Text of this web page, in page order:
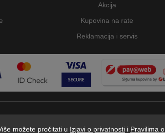
možete pročitati u Izjavi o privatnosti i Pravilima
Akcija
Kupovina na rate
Reklamacija i servis